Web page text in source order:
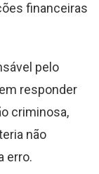
financeiras
pelo
responder
criminosa,
não
erro.